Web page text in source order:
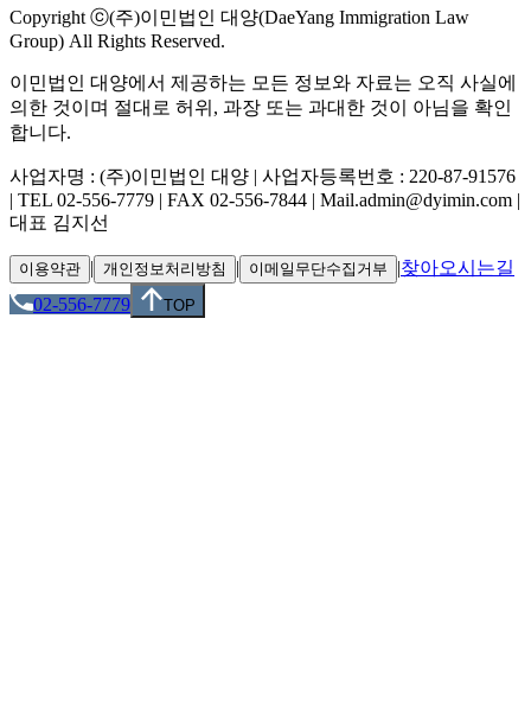
Copyright ⓒ(주)이민법인 대양(DaeYang Immigration Law
Group) All Rights Reserved.
이민법인 대양에서 제공하는 모든 정보와 자료는 오직 사실에
의한 것이며 절대로 허위, 과장 또는 과대한 것이 아님을 확인
합니다.
사업자명 : (주)이민법인 대양 | 사업자등록번호 : 220-87-91576
| TEL 02-556-7779 | FAX 02-556-7844 | Mail.admin@dyimin.com |
대표 김지선
이용약관 | 개인정보처리방침 | 이메일무단수집거부 |찾아오시는길
02-556-7779
TOP